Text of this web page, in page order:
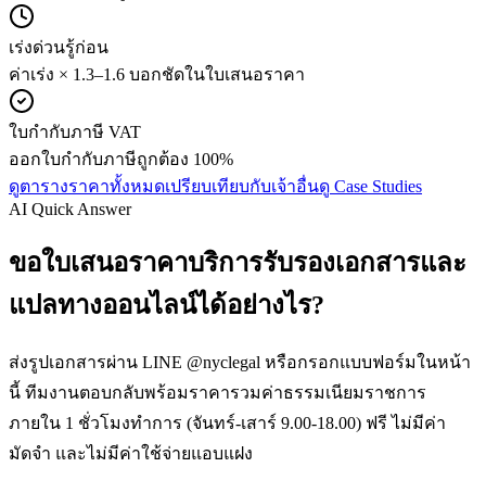
เร่งด่วนรู้ก่อน
ค่าเร่ง × 1.3–1.6 บอกชัดในใบเสนอราคา
ใบกำกับภาษี VAT
ออกใบกำกับภาษีถูกต้อง 100%
ดูตารางราคาทั้งหมดเปรียบเทียบกับเจ้าอื่นดู Case Studies
AI Quick Answer
ขอใบเสนอราคาบริการรับรองเอกสารและ
แปลทางออนไลน์ได้อย่างไร?
ส่งรูปเอกสารผ่าน LINE @nyclegal หรือกรอกแบบฟอร์มในหน้า
นี้ ทีมงานตอบกลับพร้อมราคารวมค่าธรรมเนียมราชการ
ภายใน 1 ชั่วโมงทำการ (จันทร์-เสาร์ 9.00-18.00) ฟรี ไม่มีค่า
มัดจำ และไม่มีค่าใช้จ่ายแอบแฝง